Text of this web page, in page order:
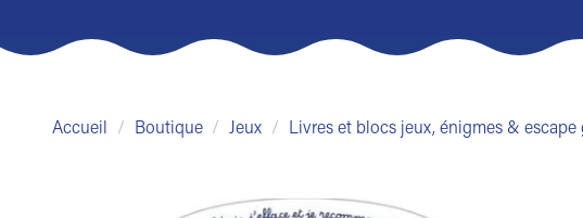
Accueil / Boutique / Jeux / Livres et blocs jeux, énigmes & escape